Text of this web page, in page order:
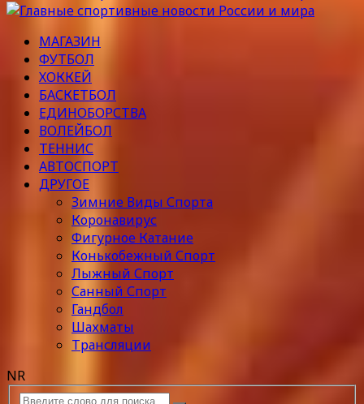
МАГАЗИН
ФУТБОЛ
ХОККЕЙ
БАСКЕТБОЛ
ЕДИНОБОРСТВА
ВОЛЕЙБОЛ
ТЕННИС
АВТОСПОРТ
ДРУГОЕ
Зимние Виды Спорта
Коронавирус
Фигурное Катание
Конькобежный Спорт
Лыжный Спорт
Санный Спорт
Гандбол
Шахматы
Трансляции
NR